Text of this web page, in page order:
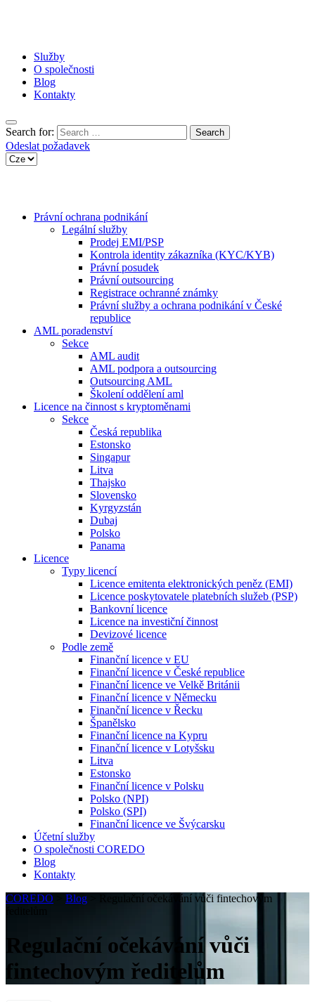
Služby
O společnosti
Blog
Kontakty
Search for:
Odeslat požadavek
Právní ochrana podnikání
Legální služby
Prodej EMI/PSP
Kontrola identity zákazníka (KYC/KYB)
Právní posudek
Právní outsourcing
Registrace ochranné známky
Právní služby a ochrana podnikání v České
republice
AML poradenství
Sekce
AML audit
AML podpora a outsourcing
Outsourcing AML
Školení oddělení aml
Licence na činnost s kryptoměnami
Sekce
Česká republika
Estonsko
Singapur
Litva
Thajsko
Slovensko
Kyrgyzstán
Dubaj
Polsko
Panama
Licence
Typy licencí
Licence emitenta elektronických peněz (EMI)
Licence poskytovatele platebních služeb (PSP)
Bankovní licence
Licence na investiční činnost
Devizové licence
Podle země
Finanční licence v EU
Finanční licence v České republice
Finanční licence ve Velkě Británii
Finanční licence v Německu
Finanční licence v Řecku
Španělsko
Finanční licence na Kypru
Finanční licence v Lotyšsku
Litva
Estonsko
Finanční licence v Polsku
Polsko (NPI)
Polsko (SPI)
Finanční licence ve Švýcarsku
Účetní služby
O společnosti COREDO
Blog
Kontakty
COREDO
Blog
Regulační očekávání vůči fintechovým
Regulační očekávání vůči
fintechovým ředitelům